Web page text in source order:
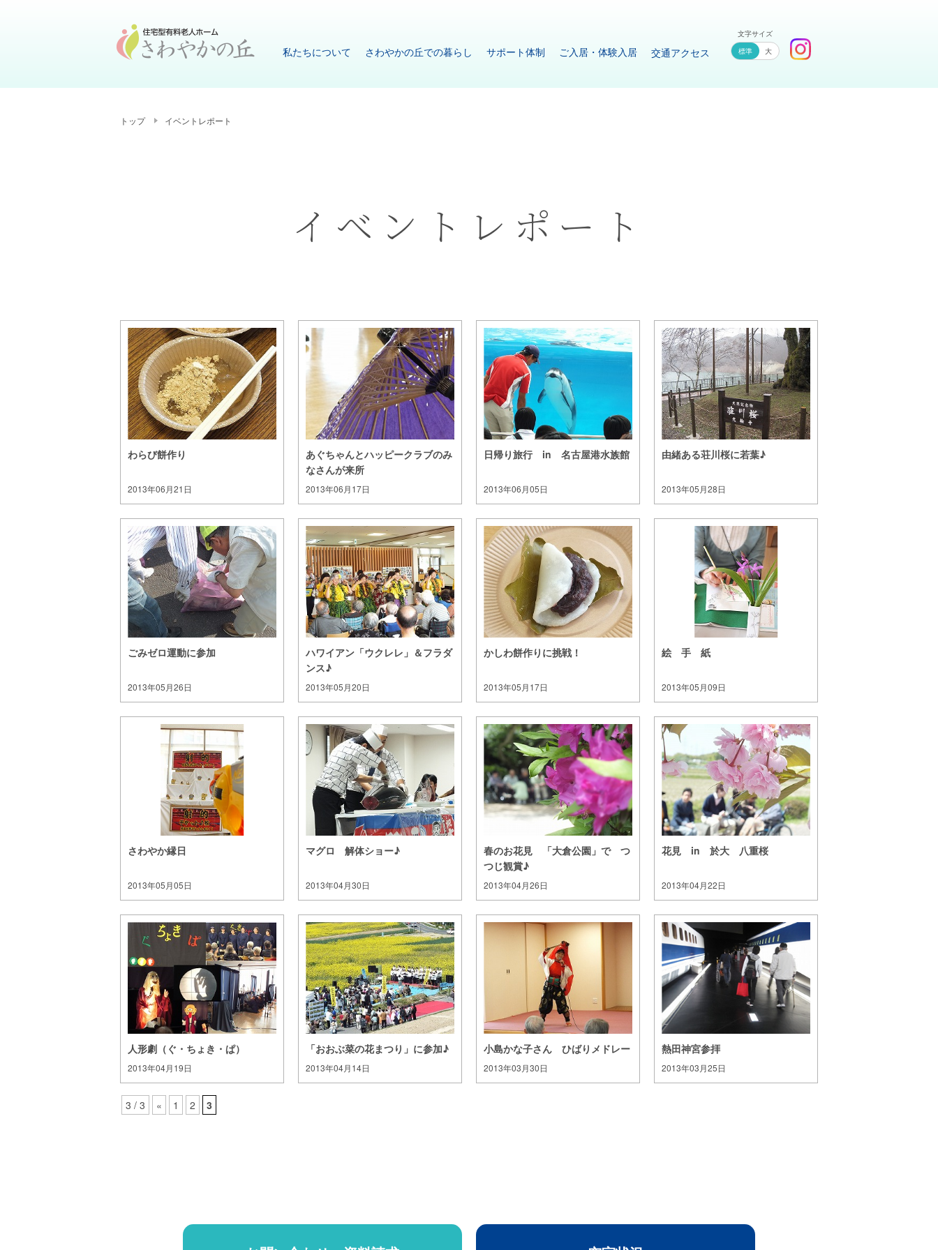
私たちについて さわやかの丘での暮らし サポート体制 ご入居・体験入居 交通アクセス
文字サイズ
大
トップ イベントレポート
イベントレポート
わらび餅作り
2013年06月21日
あぐちゃんとハッピークラブのみ
なさんが来所
2013年06月17日
日帰り旅行 in 名古屋港水族館
2013年06月05日
由緒ある荘川桜に若葉♪
2013年05月28日
ごみゼロ運動に参加
2013年05月26日
ハワイアン「ウクレレ」＆フラダ
ンス♪
2013年05月20日
かしわ餅作りに挑戦！
2013年05月17日
絵 手 紙
2013年05月09日
さわやか縁日
2013年05月05日
マグロ 解体ショー♪
2013年04月30日
春のお花見 「大倉公園」で つ
つじ観賞♪
2013年04月26日
花見 in 於大 八重桜
2013年04月22日
人形劇（ぐ・ちょき・ぱ）
2013年04月19日
「おおぶ菜の花まつり」に参加♪
2013年04月14日
小島かな子さん ひばりメドレー
2013年03月30日
熱田神宮参拝
2013年03月25日
3 / 3 « 1 2 3